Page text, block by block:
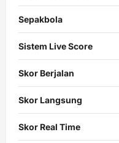
Sepakbola
Sistem Live Score
Skor Berjalan
Skor Langsung
Skor Real Time